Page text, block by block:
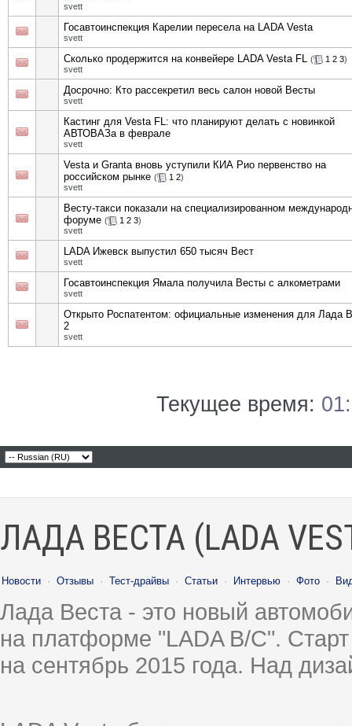
svett
Госавтоинспекция Карелии пересела на LADA Vesta
svett
Сколько продержится на конвейере LADA Vesta FL ( 1 2 3)
svett
Досрочно: Кто рассекретил весь салон новой Весты
svett
Кастинг для Vesta FL: что планируют делать с новинкой
АВТОВАЗа в феврале
svett
Vesta и Granta вновь уступили КИА Рио первенство на
российском рынке ( 1 2)
svett
Весту-такси показали на специализированном
форуме ( 1 2 3)
svett
LADA Ижевск выпустил 650 тысяч Вест
svett
Госавтоинспекция Ямала получила Весты с алкометрами
svett
Открыто Роспатентом: официальные изменения для Лада
2
svett
Текущее время:
ЛАДА ВЕСТА (LADA
Новости · Отзывы · Тест-драйвы · Статьи · Интервью · Фото ·
Лада Веста - это новый
на платформе "LADA B/C".
на сентябрь 2015 года. Над